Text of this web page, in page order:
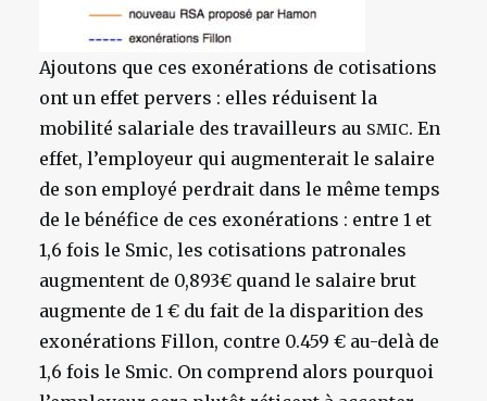
Ajoutons que ces exonérations de cotisations
ont un effet pervers : elles réduisent la
mobilité salariale des travailleurs au SMIC. En
effet, l’employeur qui augmenterait le salaire
de son employé perdrait dans le même temps
de le bénéfice de ces exonérations : entre 1 et
1,6 fois le Smic, les cotisations patronales
augmentent de 0,893€ quand le salaire brut
augmente de 1 € du fait de la disparition des
exonérations Fillon, contre 0.459 € au-delà de
1,6 fois le Smic. On comprend alors pourquoi